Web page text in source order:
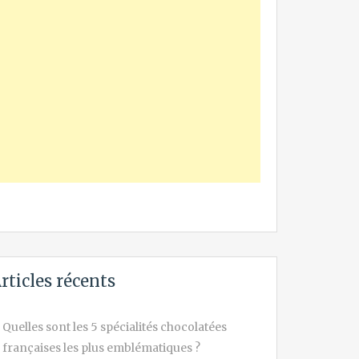
récents
Quelles sont les 5 spécialités chocolatées
françaises les plus emblématiques ?